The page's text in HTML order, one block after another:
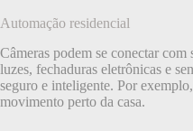
Automação residencial
Câmeras podem se conectar
luzes, fechaduras eletrônicas e
seguro e inteligente. Por
movimento perto da casa.